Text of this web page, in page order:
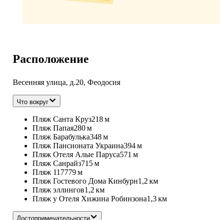
Расположение
Весенняя улица, д.20, Феодосия
Что вокруг
Пляж Санта Круз218 м
Пляж Папая280 м
Пляж Барабулька348 м
Пляж Пансионата Украина394 м
Пляж Отеля Алые Паруса571 м
Пляж Санрайз715 м
Пляж 117779 м
Пляж Гостевого Дома Кинбурн1,2 км
Пляж эллингов1,2 км
Пляж у Отеля Хижина Робинзона1,3 км
Достопримечательности